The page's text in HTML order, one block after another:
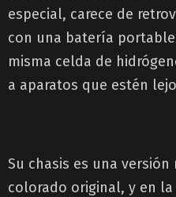
especial, carece de
con una batería
misma celda de
a aparatos que estén
Su chasis es una
colorado original, y en